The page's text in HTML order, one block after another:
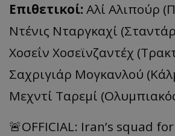
Επιθετικοί: Αλί Αλιπούρ
Ντένις Νταργκαχί
Χοσεΐν Χοσεϊνζαντέχ
Σαχριγιάρ Μογκανλού
Μεχντί Ταρεμί
🚨OFFICIAL: Iran’s squad